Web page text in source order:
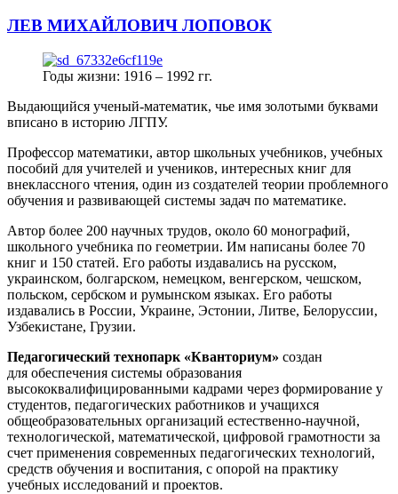
ЛЕВ МИХАЙЛОВИЧ ЛОПОВОК
Годы жизни: 1916 – 1992 гг.
Выдающийся ученый-математик, чье имя золотыми буквами
вписано в историю ЛГПУ.
Профессор математики, автор школьных учебников, учебных
пособий для учителей и учеников, интересных книг для
внеклассного чтения, один из создателей теории проблемного
обучения и развивающей системы задач по математике.
Автор более 200 научных трудов, около 60 монографий,
школьного учебника по геометрии. Им написаны более 70
книг и 150 статей. Его работы издавались на русском,
украинском, болгарском, немецком, венгерском, чешском,
польском, сербском и румынском языках. Его работы
издавались в России, Украине, Эстонии, Литве, Белоруссии,
Узбекистане, Грузии.
Педагогический технопарк «Кванториум» создан
для обеспечения системы образования
высококвалифицированными кадрами через формирование у
студентов, педагогических работников и учащихся
общеобразовательных организаций естественно-научной,
технологической, математической, цифровой грамотности за
счет применения современных педагогических технологий,
средств обучения и воспитания, с опорой на практику
учебных исследований и проектов.